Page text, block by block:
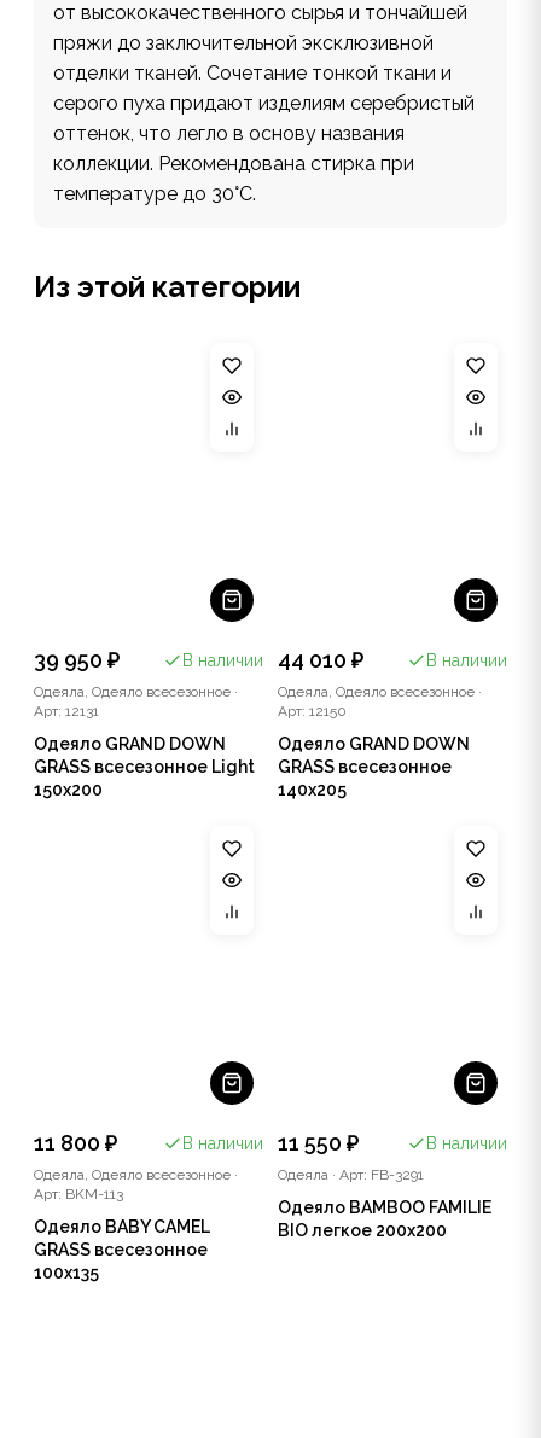
от высококачественного сырья и тончайшей
пряжи до заключительной эксклюзивной
отделки тканей. Сочетание тонкой ткани и
серого пуха придают изделиям серебристый
оттенок, что легло в основу названия
коллекции. Рекомендована стирка при
температуре до 30°С.
Из этой категории
39 950 ₽ В наличии
Одеяла, Одеяло всесезонное ·
Арт: 12131
Одеяло GRAND DOWN
GRASS всесезонное Light
150x200
44 010 ₽ В наличии
Одеяла, Одеяло всесезонное ·
Арт: 12150
Одеяло GRAND DOWN
GRASS всесезонное
140x205
11 800 ₽ В наличии
Одеяла, Одеяло всесезонное ·
Арт: BKM-113
Одеяло BABY CAMEL
GRASS всесезонное
100x135
11 550 ₽ В наличии
Одеяла · Арт: FB-3291
Одеяло BAMBOO FAMILIE
BIO легкое 200x200